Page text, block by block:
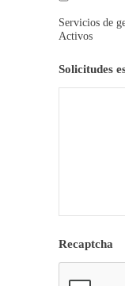
Servicios de
Activos
Solicitudes
Recaptcha